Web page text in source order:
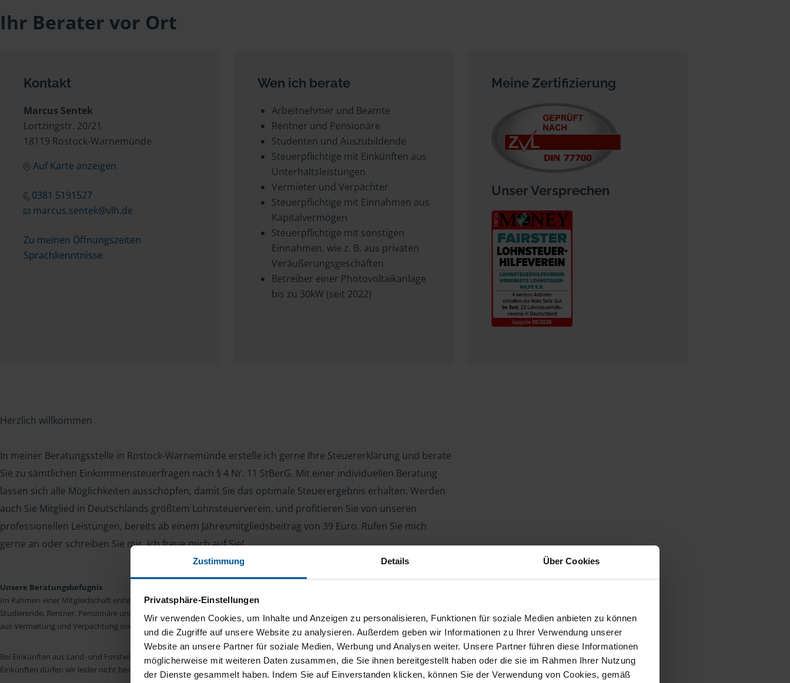
Zustimmung Details Über Cookies
Privatsphäre-Einstellungen
Wir verwenden Cookies, um Inhalte und Anzeigen zu personalisieren, Funktionen für soziale Medien anbieten zu können
und die Zugriffe auf unsere Website zu analysieren. Außerdem geben wir Informationen zu Ihrer Verwendung unserer
Website an unsere Partner für soziale Medien, Werbung und Analysen weiter. Unsere Partner führen diese Informationen
möglicherweise mit weiteren Daten zusammen, die Sie ihnen bereitgestellt haben oder die sie im Rahmen Ihrer Nutzung
der Dienste gesammelt haben. Indem Sie auf Einverstanden klicken, können Sie der Verwendung von Cookies, gemäß
Ihr Berater vor Ort
Kontakt
Marcus Sentek
Lortzingstr. 20/21
18119 Rostock-Warnemünde
Auf Karte anzeigen
0381 5191527
marcus.sentek@vlh.de
Zu meinen Öffnungszeiten
Sprachkenntnisse
Wen ich berate
Arbeitnehmer und Beamte
Rentner und Pensionäre
Studenten und Auszubildende
Steuerpflichtige mit Einkünften aus
Unterhaltsleistungen
Vermieter und Verpächter
Steuerpflichtige mit Einnahmen aus
Kapitalvermögen
Steuerpflichtige mit sonstigen
Einnahmen, wie z. B. aus privaten
Veräußerungsgeschäften
Betreiber einer Photovoltaikanlage
bis zu 30kW (seit 2022)
Meine Zertifizierung
Unser Versprechen
Herzlich willkommen
In meiner Beratungsstelle in Rostock-Warnemünde erstelle ich gerne Ihre Steuererklärung und berate
Sie zu sämtlichen Einkommensteuerfragen nach § 4 Nr. 11 StBerG. Mit einer individuellen Beratung
lassen sich alle Möglichkeiten ausschöpfen, damit Sie das optimale Steuerergebnis erhalten. Werden
auch Sie Mitglied in Deutschlands größtem Lohnsteuerverein, und profitieren Sie von unseren
professionellen Leistungen, bereits ab einem Jahresmitgliedsbeitrag von 39 Euro. Rufen Sie mich
gerne an oder schreiben Sie mir. Ich freue mich auf Sie!
Unsere Beratungsbefugnis
Im Rahmen einer Mitgliedschaft erstellen wir die Einkommensteuererklärung für Arbeitnehmer, Beamte, Auszubildende,
Studierende, Rentner, Pensionäre und Unterhaltsempfänger nach § 4 Nr. 11 Steuerberatungsgesetz (StBerG). Auch bei Einkünften
aus Vermietung und Verpachtung sowie Kapitalerträgen sind wir in vielen Fällen der geeignete Dienstleister für Sie.
Bei Einkünften aus Land- und Forstwirtschaft, aus Gewerbebetrieb, aus selbstständiger Tätigkeit und umsatzsteuerpflichtigen
Einkünften dürfen wir leider nicht beraten.